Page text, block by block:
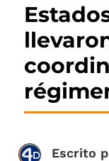
Escrito